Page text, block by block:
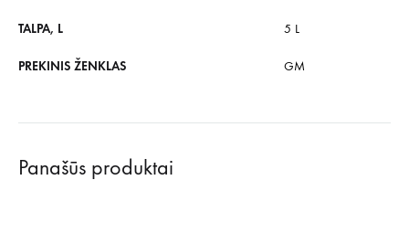
TALPA, L 5 L
PREKINIS ŽENKLAS GM
Panašūs produktai